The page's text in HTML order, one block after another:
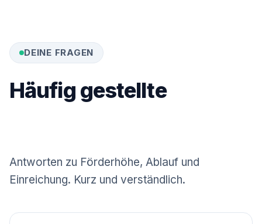
DEINE FRAGEN
Häufig gestellte
Antworten zu Förderhöhe, Ablauf und
Einreichung. Kurz und verständlich.